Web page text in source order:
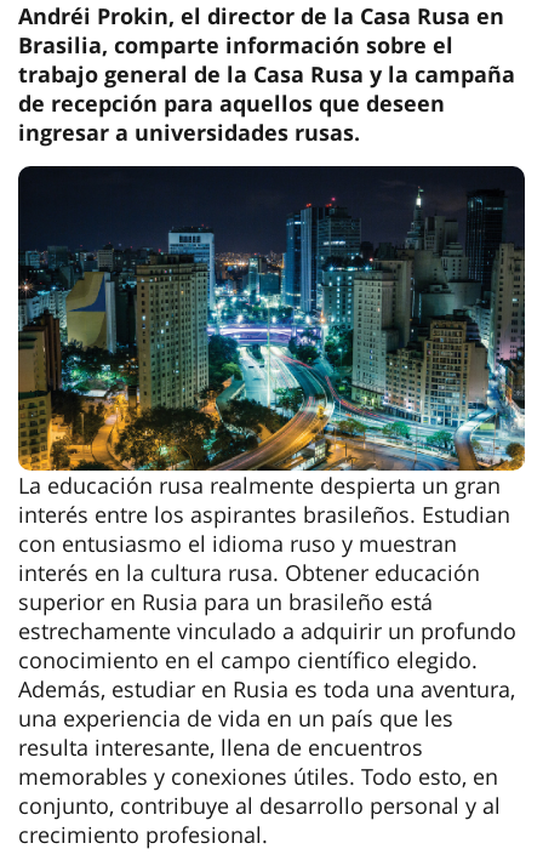
Andréi Prokin, el director de la Casa Rusa en
Brasilia, comparte información sobre el
trabajo general de la Casa Rusa y la campaña
de recepción para aquellos que deseen
ingresar a universidades rusas.
La educación rusa realmente despierta un gran
interés entre los aspirantes brasileños. Estudian
con entusiasmo el idioma ruso y muestran
interés en la cultura rusa. Obtener educación
superior en Rusia para un brasileño está
estrechamente vinculado a adquirir un profundo
conocimiento en el campo científico elegido.
Además, estudiar en Rusia es toda una aventura,
una experiencia de vida en un país que les
resulta interesante, llena de encuentros
memorables y conexiones útiles. Todo esto, en
conjunto, contribuye al desarrollo personal y al
crecimiento profesional.